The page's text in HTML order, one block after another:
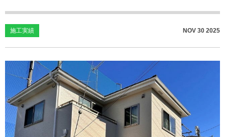
施工実績 NOV 30 2025